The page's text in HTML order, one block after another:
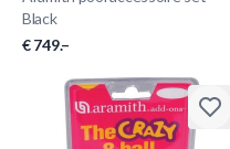
Black
€ 749.–